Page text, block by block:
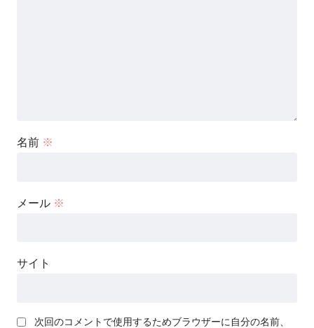
名前 ※
メール ※
サイト
次回のコメントで使用するためブラウザーに自分の名前、